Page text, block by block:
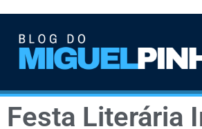
Festa Literária